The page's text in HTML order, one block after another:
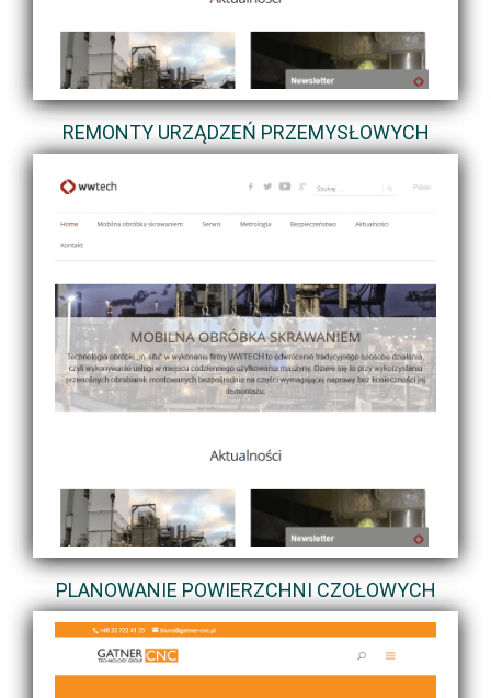
REMONTY URZĄDZEŃ PRZEMYSŁOWYCH
PLANOWANIE POWIERZCHNI CZOŁOWYCH